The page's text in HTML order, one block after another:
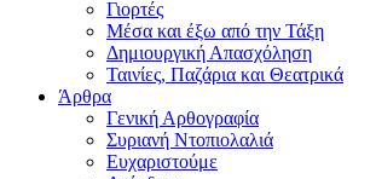
Γιορτές
Μέσα και έξω από την Τάξη
Δημιουργική Απασχόληση
Ταινίες, Παζάρια και Θεατρικά
Άρθρα
Γενική Αρθογραφία
Συριανή Ντοπιολαλιά
Ευχαριστούμε